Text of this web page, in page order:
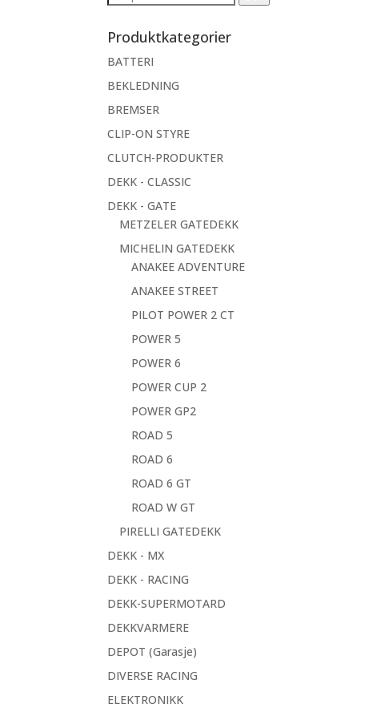
Produktkategorier
BATTERI
BEKLEDNING
BREMSER
CLIP-ON STYRE
CLUTCH-PRODUKTER
DEKK - CLASSIC
DEKK - GATE
METZELER GATEDEKK
MICHELIN GATEDEKK
ANAKEE ADVENTURE
ANAKEE STREET
PILOT POWER 2 CT
POWER 5
POWER 6
POWER CUP 2
POWER GP2
ROAD 5
ROAD 6
ROAD 6 GT
ROAD W GT
PIRELLI GATEDEKK
DEKK - MX
DEKK - RACING
DEKK-SUPERMOTARD
DEKKVARMERE
DEPOT (Garasje)
DIVERSE RACING
ELEKTRONIKK